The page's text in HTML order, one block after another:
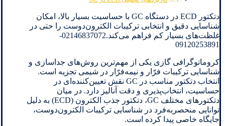
دتکتور ECD در دستگاه GC با حساسیت بسیار بالا، امکان
شناسایی دقیق و انتخابی ترکیبات الکترون‌دوست را حتی در
غلظت‌های بسیار کم فراهم می‌کند.02146837072-
09120253891
کروماتوگرافی گازی یکی از مهم‌ترین روش‌های جداسازی و
شناسایی ترکیبات فرّار و نیمه‌فرّار در شیمی تجزیه است.
انتخاب دتکتور مناسب در GC نقش تعیین‌کننده‌ای در
حساسیت، انتخاب‌پذیری و دقت آنالیز دارد. در میان
دتکتورهای مختلف GC، دتکتور جذب الکترون (ECD) به دلیل
توانایی منحصربه‌فرد در شناسایی ترکیبات الکترون‌دوست،
جایگاه خاصی پیدا کرده است.